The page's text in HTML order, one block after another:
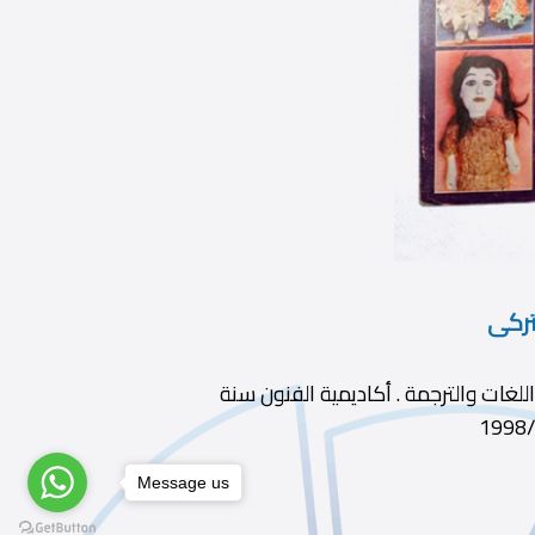
719.53 الطبعة ط1 الناشر مركز اللغات والترجمة . أكاديمية الفنون سنة
Message us